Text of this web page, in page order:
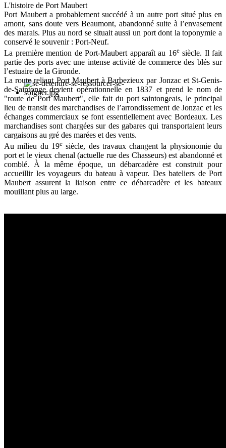
L'histoire de Port Maubert
Port Maubert a probablement succédé à un autre port situé plus en
amont, sans doute vers Beaumont, abandonné suite à l’envasement
des marais. Plus au nord se situait aussi un port dont la toponymie a
conservé le souvenir : Port-Neuf.
La première mention de Port-Maubert apparaît au 16esiècle. Il fait
partie des ports avec une intense activité de commerce des blés sur
l’estuaire de la Gironde.
La route reliant Port Maubert à Barbezieux par Jonzac et St-Genis-
de-Saintonge devient opérationnelle en 1837 et prend le nom de
"route de Port Maubert", elle fait du port saintongeais, le principal
lieu de transit des marchandises de l’arrondissement de Jonzac et les
échanges commerciaux se font essentiellement avec Bordeaux. Les
marchandises sont chargées sur des gabares qui transportaient leurs
cargaisons au gré des marées et des vents.
Au milieu du 19esiècle, des travaux changent la physionomie du
port et le vieux chenal (actuelle rue des Chasseurs) est abandonné et
comblé. À la même époque, un débarcadère est construit pour
accueillir les voyageurs du bateau à vapeur. Des bateliers de Port
Maubert assurent la liaison entre ce débarcadère et les bateaux
mouillant plus au large.